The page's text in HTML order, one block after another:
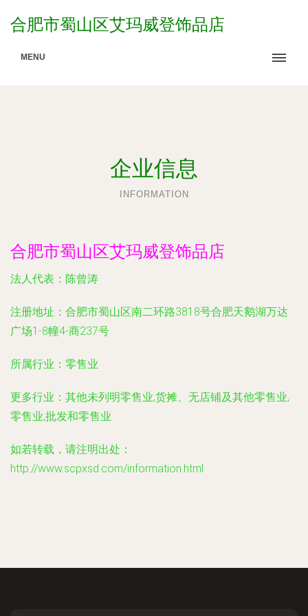
合肥市蜀山区艾玛威登饰品店
MENU
企业信息
INFORMATION
合肥市蜀山区艾玛威登饰品店
法人代表： 陈曾涛
注册地址： 合肥市蜀山区南二环路3818号合肥天鹅湖万达
广场1-8幢4-商237号
所属行业： 零售业
更多行业： 其他未列明零售业,货摊、无店铺及其他零售业,
零售业,批发和零售业
如若转载，请注明出处：
http://www.scpxsd.com/information.html